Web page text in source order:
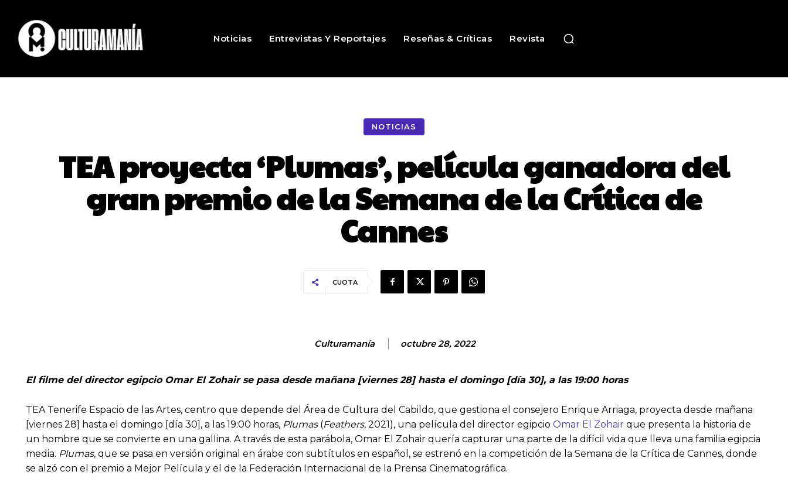
Noticias Entrevistas Y Reportajes Reseñas & Críticas Revista
NOTICIAS
TEA proyecta ‘Plumas’, película ganadora del
gran premio de la Semana de la Crítica de
Cannes
CUOTA
Culturamanía octubre 28, 2022
El filme del director egipcio Omar El Zohair se pasa desde mañana [viernes 28] hasta el domingo [día 30], a las 19:00 horas
TEA Tenerife Espacio de las Artes, centro que depende del Área de Cultura del Cabildo, que gestiona el consejero Enrique Arriaga, proyecta desde mañana
[viernes 28] hasta el domingo [día 30], a las 19:00 horas, Plumas(Feathers, 2021), una película del director egipcio Omar El Zohair que presenta la historia de
un hombre que se convierte en una gallina. A través de esta parábola, Omar El Zohair quería capturar una parte de la difícil vida que lleva una familia egipcia
media. Plumas, que se pasa en versión original en árabe con subtítulos en español, se estrenó en la competición de la Semana de la Crítica de Cannes, donde
se alzó con el premio a Mejor Película y el de la Federación Internacional de la Prensa Cinematográfica.